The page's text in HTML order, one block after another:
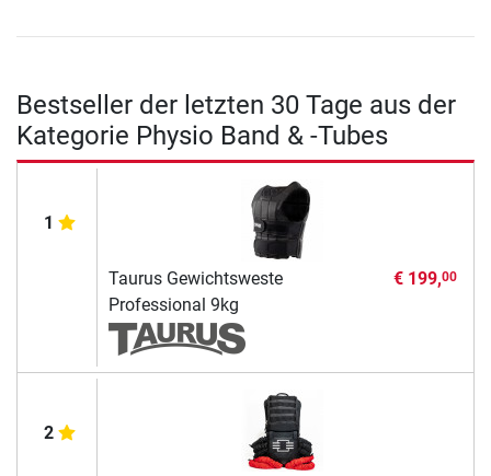
Bestseller der letzten 30 Tage aus der
Kategorie Physio Band & -Tubes
1
Taurus Gewichtsweste
Professional 9kg
€ 199,00
2